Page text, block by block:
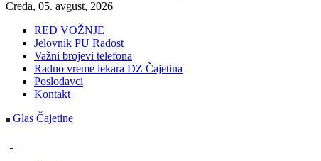
Creda, 05. avgust, 2026
RED VOŽNJE
Jelovnik PU Radost
Važni brojevi telefona
Radno vreme lekara DZ Čajetina
Poslodavci
Kontakt
Glas Čajetine